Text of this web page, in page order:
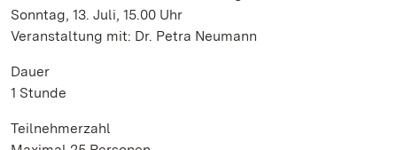
Sonntag, 13. Juli, 15.00 Uhr
Veranstaltung mit: Dr. Petra Neumann
Dauer
1 Stunde
Teilnehmerzahl